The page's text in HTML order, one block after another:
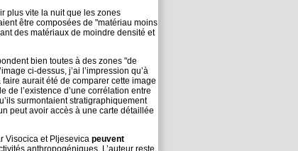
plus vite la nuit que les zones
être composées de "matériau moins
des matériaux de moindre densité et
bien toutes à des zones "de
ci-dessus, j’ai l’impression qu’à
aurait été de comparer cette image
de l’existence d’une corrélation entre
surmontaient stratigraphiquement
peut avoir accès à une carte détaillée
Visocica et Pljesevica peuvent
anthropogéniques. L’auteur reste,